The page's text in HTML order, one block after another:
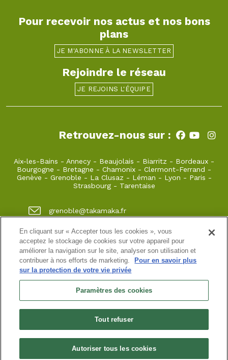
Pour recevoir nos actus et nos bons
plans
JE M'ABONNE À LA NEWSLETTER
Rejoindre le réseau
JE REJOINS L'ÉQUIPE
Retrouvez-nous sur :
Aix-les-Bains - Annecy - Beaujolais - Biarritz - Bordeaux -
Bourgogne - Bretagne - Chamonix - Clermont-Ferrand -
Genève - Grenoble - La Clusaz - Léman - Lyon - Paris -
Strasbourg- Tarentaise
grenoble@takamaka.fr
04 80 42 00 70
1 quai de créqui 38000 GRENOBLE
Site classique-Mon compte-Informations pratiques-
Conditions générales de vente
Newsletter
légales-Données personnelles
N° de SIRET : 925 251 613 immatriculée au RCS de Grenoble
N° de TVA intracommunautaire : FR38 925 251 613
Habilitation n° HA.074.96.0039 | Agrément N° ET730501093 | RC
professionnelle : Azzuro Assurances 114 912 039 et 115 403 698
En cliquant sur « Accepter tous les cookies », vous
acceptez le stockage de cookies sur votre appareil pour
améliorer la navigation sur le site, analyser son utilisation et
contribuer à nos efforts de marketing.
Pour en savoir plus
sur la protection de votre vie privée
Paramètres des cookies
Tout refuser
Autoriser tous les cookies